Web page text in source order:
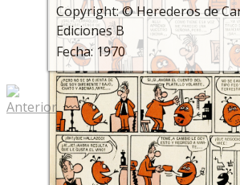
Copyright: © Herederos de
Ediciones B
Fecha: 1970